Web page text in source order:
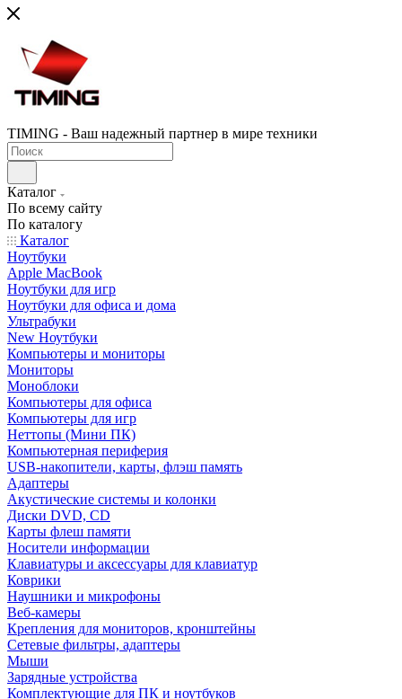
TIMING - Ваш надежный партнер в мире техники
Каталог
По всему сайту
По каталогу
Каталог
Ноутбуки
Apple MacBook
Ноутбуки для игр
Ноутбуки для офиса и дома
Ультрабуки
New Ноутбуки
Компьютеры и мониторы
Мониторы
Моноблоки
Компьютеры для офиса
Компьютеры для игр
Неттопы (Мини ПК)
Компьютерная периферия
USB-накопители, карты, флэш память
Адаптеры
Акустические системы и колонки
Диски DVD, CD
Карты флеш памяти
Носители информации
Клавиатуры и аксессуары для клавиатур
Коврики
Наушники и микрофоны
Веб-камеры
Крепления для мониторов, кронштейны
Сетевые фильтры, адаптеры
Мыши
Зарядные устройства
Комплектующие для ПК и ноутбуков